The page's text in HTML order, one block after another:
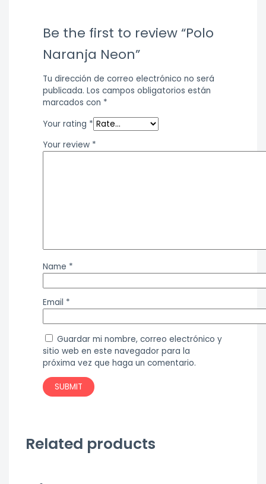
Be the first to review “Polo
Naranja Neon”
Tu dirección de correo electrónico no será
publicada. Los campos obligatorios están
marcados con *
Your rating *
Your review *
Name *
Email *
Guardar mi nombre, correo electrónico y
sitio web en este navegador para la
próxima vez que haga un comentario.
Related products